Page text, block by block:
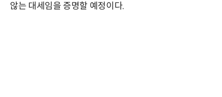
않는 대세임을 증명할 예정이다.